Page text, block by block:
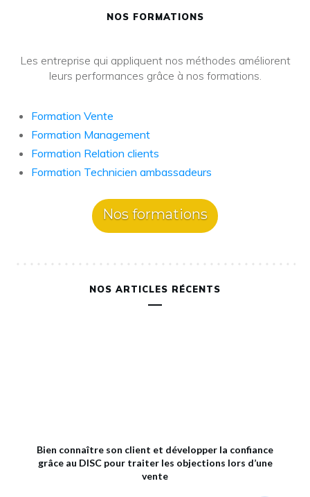
NOS FORMATIONS
Les entreprise qui appliquent nos méthodes améliorent
leurs performances grâce à nos formations.
Formation Vente
Formation Management
Formation Relation clients
Formation Technicien ambassadeurs
Nos formations
NOS ARTICLES RÉCENTS
Bien connaître son client et développer la confiance
grâce au DISC pour traiter les objections lors d’une
vente